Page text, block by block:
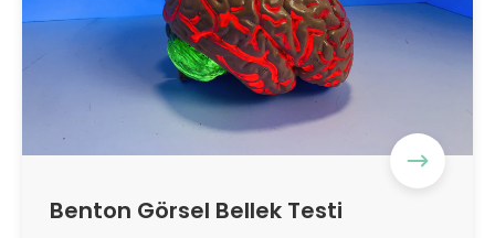
Benton Görsel Bellek Testi